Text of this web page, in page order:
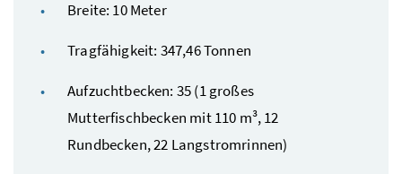
Breite: 10 Meter
Tragfähigkeit: 347,46 Tonnen
Aufzuchtbecken: 35 (1 großes
Mutterfischbecken mit 110 m³, 12
Rundbecken, 22 Langstromrinnen)